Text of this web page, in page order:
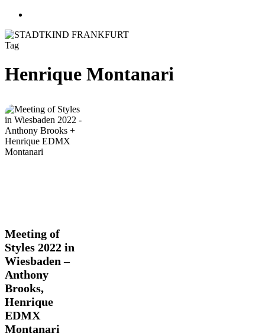
Tag
Henrique Montanari
Meeting
of
Styles
2022
in
Wiesbaden
–
Anthony
Brooks,
Henrique
Meeting of
Styles 2022 in
Wiesbaden –
Anthony
Brooks,
Henrique
EDMX
Montanari